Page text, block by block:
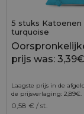
5 stuks Katoenen
turquoise
prijs was:
Laagste prijs in de
de prijsverlaging: 2,89€.
0,58 € / st.